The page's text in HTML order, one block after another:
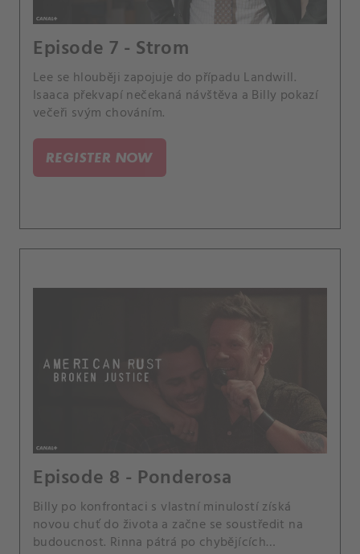
Episode 7 - Strom
Lee se hlouběji zapojuje do případu Landwill.
Isaaca překvapí nečekaná návštěva a Billy pokazí
večeři svým chováním.
REGISTER NOW
Episode 8 - Ponderosa
Billy po konfrontaci s vlastní minulostí získá
novou chuť do života a začne se soustředit na
budoucnost. Rinna pátrá po chybějících